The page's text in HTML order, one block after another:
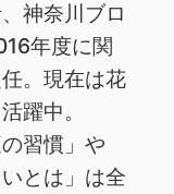
神奈川ブロ
年度に関
。現在は花
躍中。
習慣」や
とは」は全